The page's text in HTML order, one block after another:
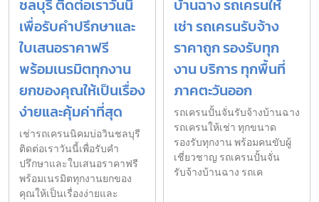
ชลบุรี ติดต่อเราวันนี้
เพื่อรับคำปรึกษาและ
ใบเสนอราคาฟรี
พร้อมเนรมิตทุกงาน
ยกของคุณให้เป็นเรื่อง
ง่ายและคุ้มค่าที่สุด
เช่ารถเครนนิคมบ่อวินชลบุรี
ติดต่อเราวันนี้เพื่อรับคำ
ปรึกษาและใบเสนอราคาฟรี
พร้อมเนรมิตทุกงานยกของ
คุณให้เป็นเรื่องง่ายและ
บ้านฉาง รถเครนให้
เช่า รถเครนรับจ้าง
ราคาถูก รองรับทุก
งาน บริการ ทุกพื้นที่
ภาคตะวันออก
รถเครนปั้นจั่นรับจ้างบ้านฉาง
รถเครนให้เช่า ทุกขนาด
รองรับทุกงาน พร้อมคนขับผู้
เชี่ยวชาญ รถเครนปั้นจั่น
รับจ้างบ้านฉาง รถเค